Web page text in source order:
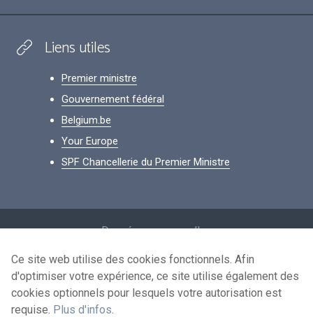
Liens utiles
Premier ministre
Gouvernement fédéral
Belgium.be
Your Europe
SPF Chancellerie du Premier Ministre
Données personnelles
Conditions de réutilisation
Contactez-nous
Ce site web utilise des cookies fonctionnels. Afin
d'optimiser votre expérience, ce site utilise également des
cookies optionnels pour lesquels votre autorisation est
requise. Plus d'infos.